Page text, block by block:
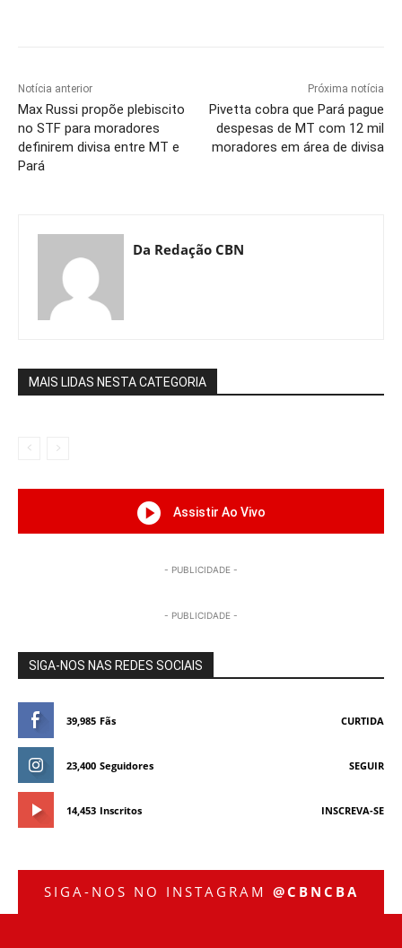
Notícia anterior
Max Russi propõe plebiscito
no STF para moradores
definirem divisa entre MT e
Pará
Próxima notícia
Pivetta cobra que Pará pague
despesas de MT com 12 mil
moradores em área de divisa
Da Redação CBN
MAIS LIDAS NESTA CATEGORIA
Assistir Ao Vivo
- PUBLICIDADE -
- PUBLICIDADE -
SIGA-NOS NAS REDES SOCIAIS
39,985 Fãs CURTIDA
23,400 Seguidores SEGUIR
14,453 Inscritos INSCREVA-SE
SIGA-NOS NO INSTAGRAM @CBNCBA